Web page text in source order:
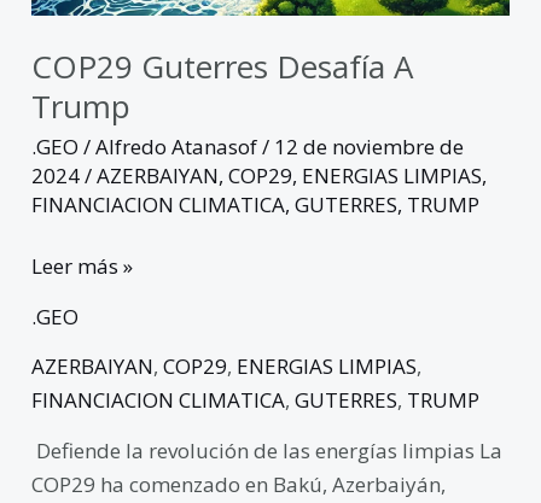
COP29 Guterres Desafía A
Trump
.GEO /Alfredo Atanasof/ 12 de noviembre de
2024/AZERBAIYAN,COP29, ENERGIAS LIMPIAS,
FINANCIACION CLIMATICA,GUTERRES, TRUMP
Leer más »
.GEO
AZERBAIYAN,COP29, ENERGIAS LIMPIAS,
FINANCIACION CLIMATICA,GUTERRES, TRUMP
Defiende la revolución de las energías limpias La
COP29 ha comenzado en Bakú, Azerbaiyán,